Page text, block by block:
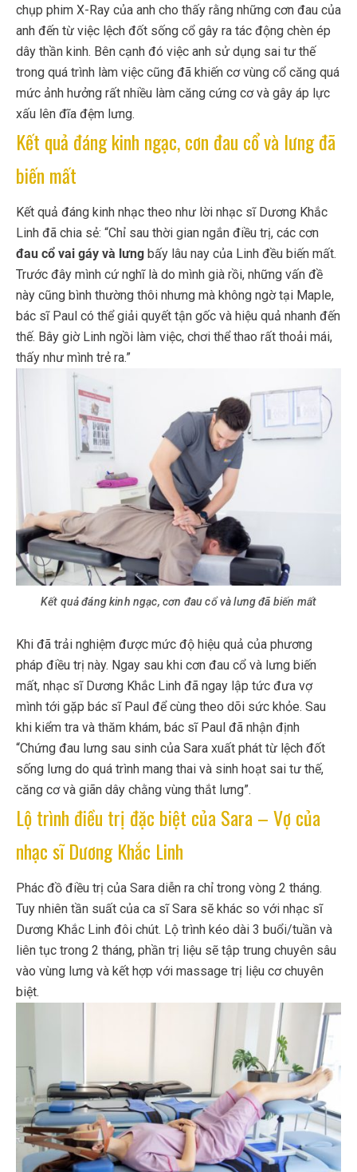
chụp phim X-Ray của anh cho thấy rằng những cơn đau của
anh đến từ việc lệch đốt sống cổ gây ra tác động chèn ép
dây thần kinh. Bên cạnh đó việc anh sử dụng sai tư thế
trong quá trình làm việc cũng đã khiến cơ vùng cổ căng quá
mức ảnh hưởng rất nhiều làm căng cứng cơ và gây áp lực
xấu lên đĩa đệm lưng.
Kết quả đáng kinh ngạc, cơn đau cổ và lưng đã
biến mất
Kết quả đáng kinh nhạc theo như lời nhạc sĩ Dương Khắc
Linh đã chia sẻ: “Chỉ sau thời gian ngắn điều trị, các cơn
đau cổ vai gáy và lưng bấy lâu nay của Linh đều biến mất.
Trước đây mình cứ nghĩ là do mình già rồi, những vấn đề
này cũng bình thường thôi nhưng mà không ngờ tại Maple,
bác sĩ Paul có thể giải quyết tận gốc và hiệu quả nhanh đến
thế. Bây giờ Linh ngồi làm việc, chơi thể thao rất thoải mái,
thấy như mình trẻ ra.”
Kết quả đáng kinh ngạc, cơn đau cổ và lưng đã biến mất
Khi đã trải nghiệm được mức độ hiệu quả của phương
pháp điều trị này. Ngay sau khi cơn đau cổ và lưng biến
mất, nhạc sĩ Dương Khắc Linh đã ngay lập tức đưa vợ
mình tới gặp bác sĩ Paul để cùng theo dõi sức khỏe. Sau
khi kiểm tra và thăm khám, bác sĩ Paul đã nhận định
“Chứng đau lưng sau sinh của Sara xuất phát từ lệch đốt
sống lưng do quá trình mang thai và sinh hoạt sai tư thế,
căng cơ và giãn dây chằng vùng thắt lưng”.
Lộ trình điều trị đặc biệt của Sara – Vợ của
nhạc sĩ Dương Khắc Linh
Phác đồ điều trị của Sara diễn ra chỉ trong vòng 2 tháng.
Tuy nhiên tần suất của ca sĩ Sara sẽ khác so với nhạc sĩ
Dương Khắc Linh đôi chút. Lộ trình kéo dài 3 buổi/tuần và
liên tục trong 2 tháng, phần trị liệu sẽ tập trung chuyên sâu
vào vùng lưng và kết hợp với massage trị liệu cơ chuyên
biệt.